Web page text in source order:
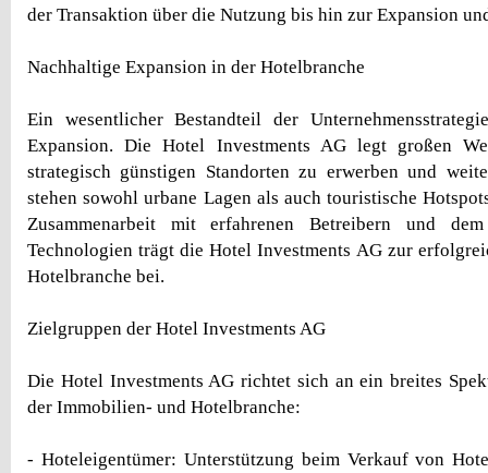
der Transaktion über die Nutzung bis hin zur Expansion
Nachhaltige Expansion in der Hotelbranche
Ein wesentlicher Bestandteil der
Expansion. Die Hotel Investments AG legt großen
strategisch günstigen Standorten zu erwerben und
stehen sowohl urbane Lagen als auch touristische
Zusammenarbeit mit erfahrenen Betreibern und
Technologien trägt die Hotel Investments AG zur
Hotelbranche bei.
Zielgruppen der Hotel Investments AG
Die Hotel Investments AG richtet sich an ein breites
der Immobilien- und Hotelbranche:
- Hoteleigentümer: Unterstützung beim Verkauf von